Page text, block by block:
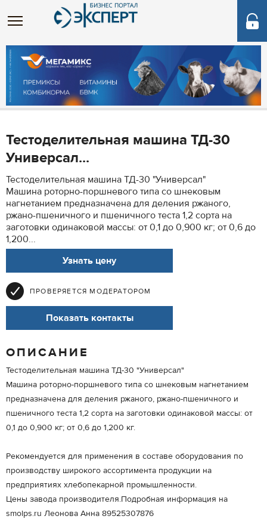
Тестоделительная машина ТД-30
Универсал...
Тестоделительная машина ТД-30 "Универсал"
Машина роторно-поршневого типа со шнековым
нагнетанием предназначена для деления ржаного,
ржано-пшеничного и пшеничного теста 1,2 сорта на
заготовки одинаковой массы: от 0,1 до 0,900 кг; от 0,6 до
1,200...
Узнать цену
ПРОВЕРЯЕТСЯ МОДЕРАТОРОМ
Показать контакты
ОПИСАНИЕ
Тестоделительная машина ТД-30 "Универсал"
Машина роторно-поршневого типа со шнековым нагнетанием
предназначена для деления ржаного, ржано-пшеничного и
пшеничного теста 1,2 сорта на заготовки одинаковой массы: от
0,1 до 0,900 кг; от 0,6 до 1,200 кг.
Рекомендуется для применения в составе оборудования по
производству широкого ассортимента продукции на
предприятиях хлебопекарной промышленности.
Цены завода производителя.Подробная информация на
smolps.ru Леонова Анна 89525307876